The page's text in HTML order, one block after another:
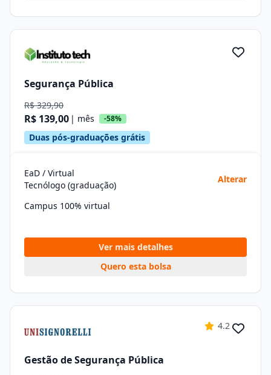
Segurança Pública
R$ 329,90
R$ 139,00 | mês -58%
Duas pós-graduações grátis
EaD / Virtual
Tecnólogo (graduação)
Alterar
Campus 100% virtual
Ver mais detalhes
Quero esta bolsa
4.2
Gestão de Segurança Pública